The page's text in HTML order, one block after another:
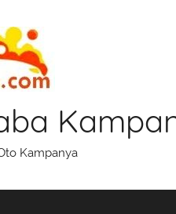
Kampanya